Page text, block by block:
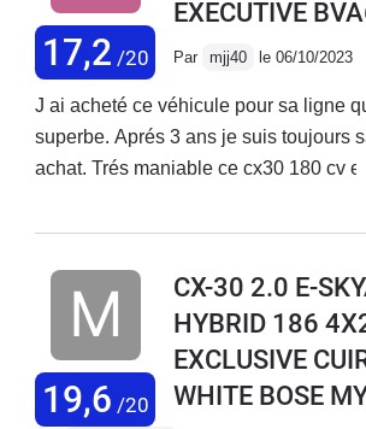
17,2 /20
EXECUTIVE
Par mjj40 le 06/10/2023
J ai acheté ce véhicule pour sa ligne
superbe. Aprés 3 ans je suis toujours satisfait de mon
achat. Trés maniable ce cx30 180 cv est trés véloce. Il
surprennent (6000tr) les palettes au volant permettent d
5 a 9 litres . . mécanique atmo gage de fiabilité comme
dit mon garagiste . j ai choisi le modéle full option est c
est génial.
19,6 /20
CX-30 2.0 E-
HYBRID 186
EXCLUSIVE
WHITE BOSE